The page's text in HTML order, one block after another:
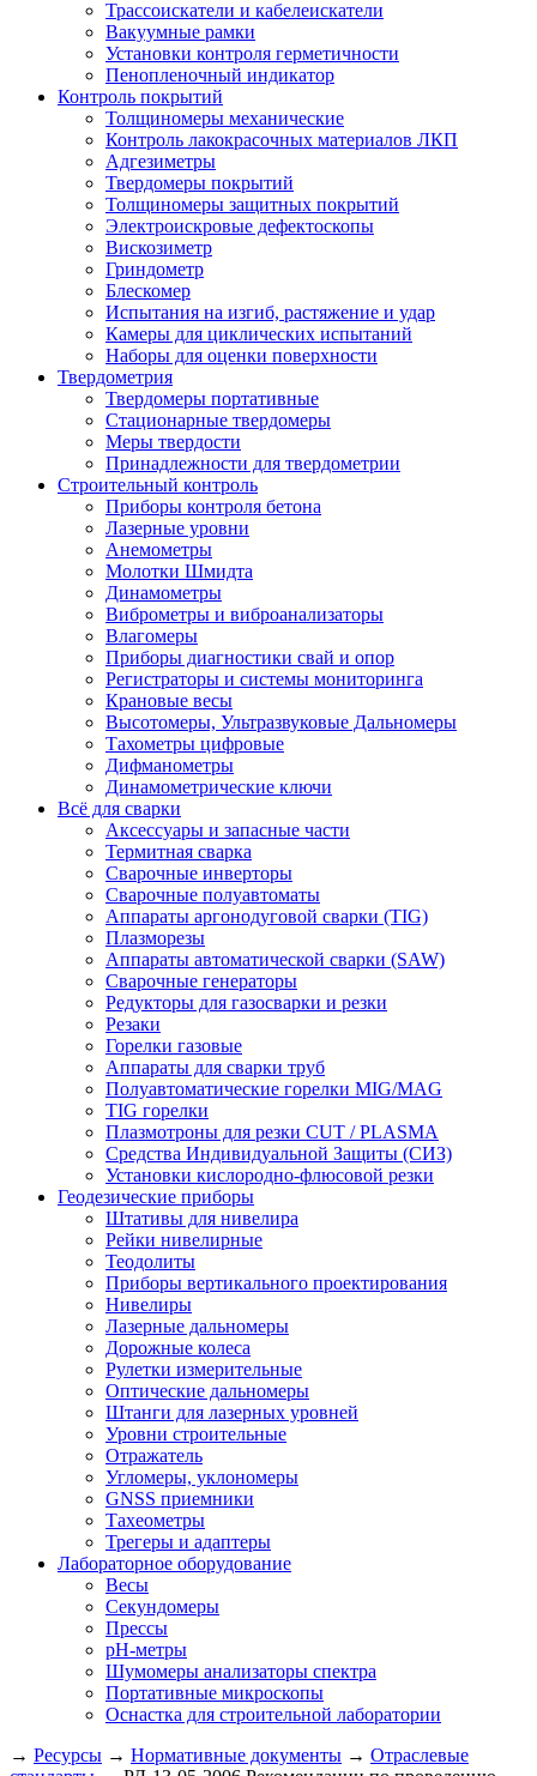
Трассоискатели и кабелеискатели
Вакуумные рамки
Установки контроля герметичности
Пенопленочный индикатор
Контроль покрытий
Толщиномеры механические
Контроль лакокрасочных материалов ЛКП
Адгезиметры
Твердомеры покрытий
Толщиномеры защитных покрытий
Электроискровые дефектоскопы
Вискозиметр
Гриндометр
Блескомер
Испытания на изгиб, растяжение и удар
Камеры для циклических испытаний
Наборы для оценки поверхности
Твердометрия
Твердомеры портативные
Стационарные твердомеры
Меры твердости
Принадлежности для твердометрии
Строительный контроль
Приборы контроля бетона
Лазерные уровни
Анемометры
Молотки Шмидта
Динамометры
Виброметры и виброанализаторы
Влагомеры
Приборы диагностики свай и опор
Регистраторы и системы мониторинга
Крановые весы
Высотомеры, Ультразвуковые Дальномеры
Тахометры цифровые
Дифманометры
Динамометрические ключи
Всё для сварки
Аксессуары и запасные части
Термитная сварка
Сварочные инверторы
Сварочные полуавтоматы
Аппараты аргонодуговой сварки (TIG)
Плазморезы
Аппараты автоматической сварки (SAW)
Сварочные генераторы
Редукторы для газосварки и резки
Резаки
Горелки газовые
Аппараты для сварки труб
Полуавтоматические горелки MIG/MAG
TIG горелки
Плазмотроны для резки CUT / PLASMA
Средства Индивидуальной Защиты (СИЗ)
Установки кислородно-флюсовой резки
Геодезические приборы
Штативы для нивелира
Рейки нивелирные
Теодолиты
Приборы вертикального проектирования
Нивелиры
Лазерные дальномеры
Дорожные колеса
Рулетки измерительные
Оптические дальномеры
Штанги для лазерных уровней
Уровни строительные
Отражатель
Угломеры, уклономеры
GNSS приемники
Тахеометры
Трегеры и адаптеры
Лабораторное оборудование
Весы
Секундомеры
Прессы
pH-метры
Шумомеры анализаторы спектра
Портативные микроскопы
Оснастка для строительной лаборатории
→ Ресурсы → Нормативные документы → Отраслевые